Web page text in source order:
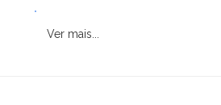
.
Ver mais...